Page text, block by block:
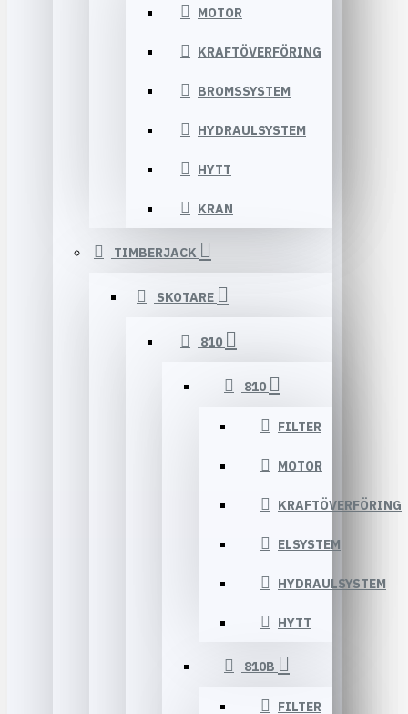
MOTOR
KRAFTÖVERFÖRING
BROMSSYSTEM
HYDRAULSYSTEM
HYTT
KRAN
TIMBERJACK
SKOTARE
810
810
FILTER
MOTOR
KRAFTÖVERFÖRING
ELSYSTEM
HYDRAULSYSTEM
HYTT
810B
FILTER